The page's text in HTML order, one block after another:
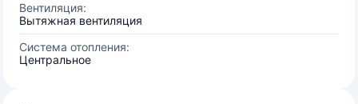
Вентиляция:
Вытяжная вентиляция
Система отопления:
Центральное